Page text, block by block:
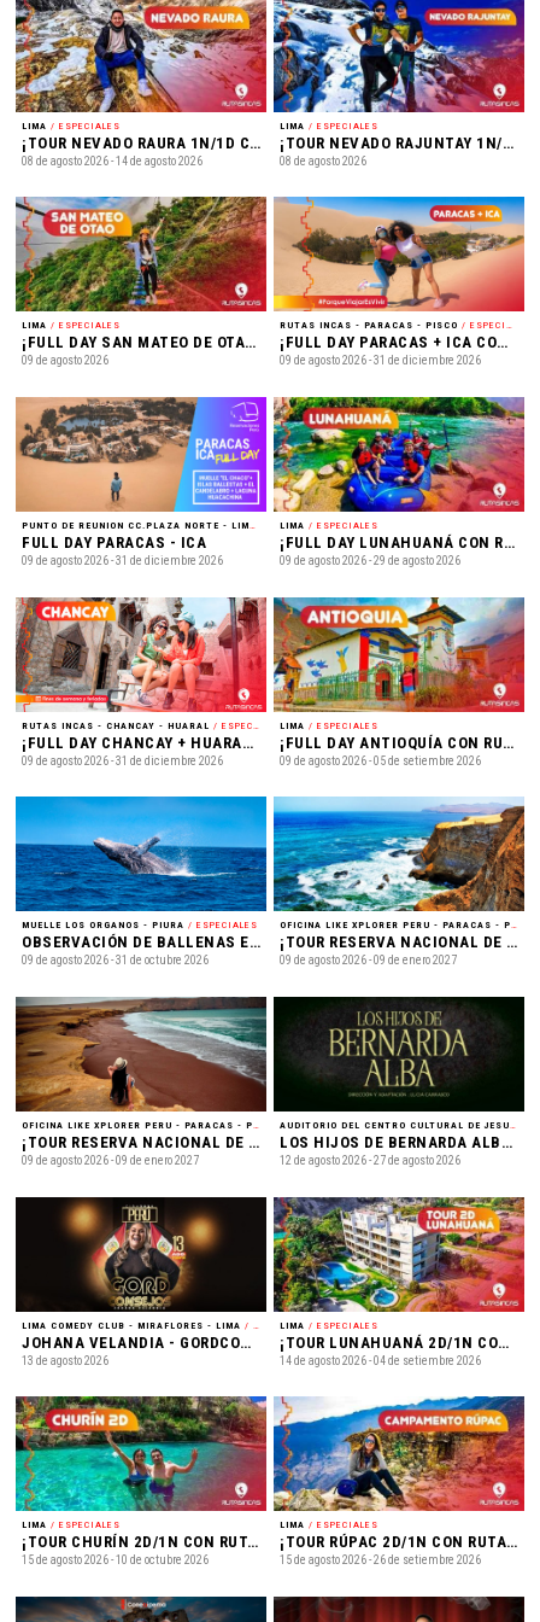
LIMA / ESPECIALES
¡TOUR NEVADO RAURA 1N/1D CON RUTAS INCAS! - ¡Tour Nevado Raura 1N/1D! Trekking en la Nieve, Suerococha y más
08 de agosto 2026 - 14 de agosto 2026
LIMA / ESPECIALES
¡TOUR NEVADO RAJUNTAY 1N/1D CON RUTAS INCAS! - ¡Tour Nevado Rajuntay 1N/1D! Trekking en la Nieve y más
08 de agosto 2026
LIMA / ESPECIALES
¡FULL DAY SAN MATEO DE OTAO CON RUTAS INCAS! - ¡Full Day San Mateo de Otao! Puente Tibetano, Bicicleta Voladora, Teleférico y más!
09 de agosto 2026
RUTAS INCAS - PARACAS - PISCO / ESPECIALES
¡FULL DAY PARACAS + ICA CON RUTAS INCAS!
09 de agosto 2026 - 31 de diciembre 2026
PUNTO DE REUNION CC.PLAZA NORTE - LIMA / ESPECIALES
FULL DAY PARACAS - ICA
09 de agosto 2026 - 31 de diciembre 2026
LIMA / ESPECIALES
¡FULL DAY LUNAHUANÁ CON RUTAS INCAS! - ¡Full Day Lunahuaná! Cerro Azul, Vitivinícola, Apícola y más
09 de agosto 2026 - 29 de agosto 2026
RUTAS INCAS - CHANCAY - HUARAL / ESPECIALES
¡FULL DAY CHANCAY + HUARAL CON RUTAS INCAS! - Castillo de Chancay, Eco Truly Park, Hacienda Huando y más
09 de agosto 2026 - 31 de diciembre 2026
LIMA / ESPECIALES
¡FULL DAY ANTIOQUÍA CON RUTAS INCAS! - ¡Full Day Antioquía! Pueblito de Colores, Camino Inca Qhapaq Ñan, Sisicaya y más
09 de agosto 2026 - 05 de setiembre 2026
MUELLE LOS ORGANOS - PIURA / ESPECIALES
OBSERVACIÓN DE BALLENAS EN LOS ORGANOS
09 de agosto 2026 - 31 de octubre 2026
OFICINA LIKE XPLORER PERU - PARACAS - PISCO
¡TOUR RESERVA NACIONAL DE PARACAS - + ISLAS BALLESTAS!
09 de agosto 2026 - 09 de enero 2027
OFICINA LIKE XPLORER PERU - PARACAS - PISCO / ESPECIALES
¡TOUR RESERVA NACIONAL DE PARACAS - + PLAYA LA MINA!
09 de agosto 2026 - 09 de enero 2027
AUDITORIO DEL CENTRO CULTURAL DE JESUS MARIA - JESUS MARIA - LIMA
LOS HIJOS DE BERNARDA ALBA - LOS HIJOS DE BERNARDA ALBA
12 de agosto 2026 - 27 de agosto 2026
LIMA COMEDY CLUB - MIRAFLORES - LIMA / STAND UP
JOHANA VELANDIA - GORDCONSEJOS
13 de agosto 2026
LIMA / ESPECIALES
¡TOUR LUNAHUANÁ 2D/1N CON RUTAS INCAS! - ¡Tour Lunahuaná 2D/1N! Hospedaje, Piscina, Canotaje y más
14 de agosto 2026 - 04 de setiembre 2026
LIMA / ESPECIALES
¡TOUR CHURÍN 2D/1N CON RUTAS INCAS! - ¡Tour Churín 2D/1N! Hospedaje, Baños Termales, Piscigranja y más
15 de agosto 2026 - 10 de octubre 2026
LIMA / ESPECIALES
¡TOUR RÚPAC 2D/1N CON RUTAS INCAS! - ¡Tour Rúpac 2D/1N! Centro Arqueológico, Camping, Fogata y más
15 de agosto 2026 - 26 de setiembre 2026